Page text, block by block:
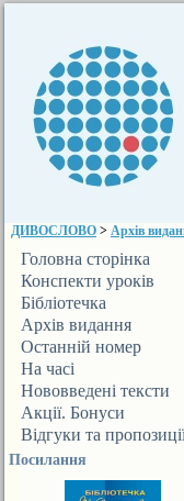
ДИВОСЛОВО > Архів
Головна сторінка
Конспекти уроків
Бібліотечка
ДИВОСЛОВА
Архів видання
Останній номер
На часі
Нововведені тексти
Акції. Бонуси
Відгуки та
Посилання